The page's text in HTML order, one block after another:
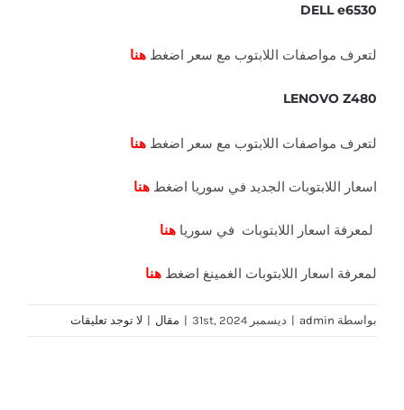
DELL e6530
لتعرف مواصفات اللابتوب مع سعر اضغط هنا
LENOVO Z480
لتعرف مواصفات اللابتوب مع سعر اضغط هنا
اسعار اللابتوبات الجديد في سوريا اضغط هنا
لمعرفة اسعار اللابتوبات في سوريا هنا
لمعرفة اسعار اللابتوبات الغمينغ اضغط هنا
بواسطة admin
| ديسمبر 31st, 2024 | مقال | لا توجد تعليقات